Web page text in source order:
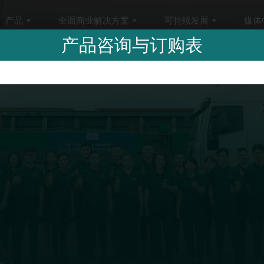
产品 全面商业解决方案 可持续发展 媒
产品咨询与订购表